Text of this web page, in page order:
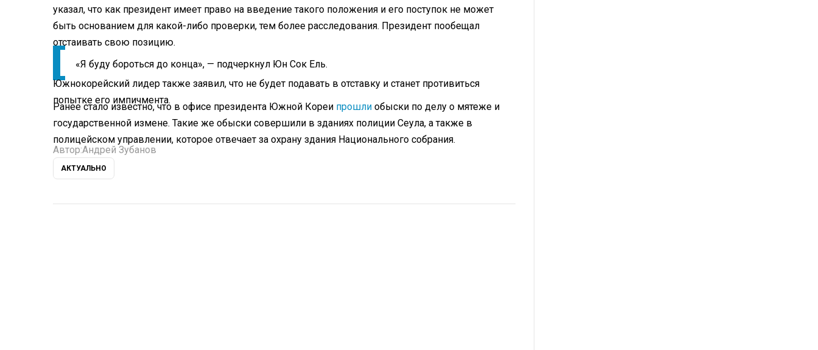
указал, что как президент имеет право на введение такого положения и его поступок не может
быть основанием для какой-либо проверки, тем более расследования. Президент пообещал
отстаивать свою позицию.
«Я буду бороться до конца», — подчеркнул Юн Сок Ель.
Южнокорейский лидер также заявил, что не будет подавать в отставку и станет противиться
попытке его импичмента.
Ранее стало известно, что в офисе президента Южной Кореи прошли обыски по делу о мятеже и
государственной измене. Такие же обыски совершили в зданиях полиции Сеула, а также в
полицейском управлении, которое отвечает за охрану здания Национального собрания.
Автор:Андрей Зубанов
АКТУАЛЬНО